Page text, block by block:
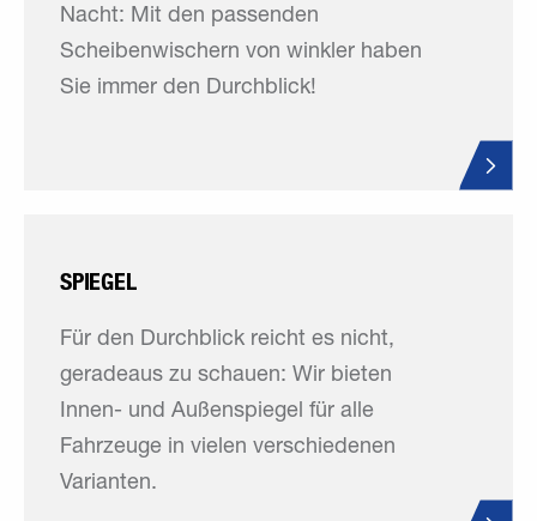
Nacht: Mit den passenden
Scheibenwischern von winkler haben
Sie immer den Durchblick!
SPIEGEL
Für den Durchblick reicht es nicht,
geradeaus zu schauen: Wir bieten
Innen- und Außenspiegel für alle
Fahrzeuge in vielen verschiedenen
Varianten.